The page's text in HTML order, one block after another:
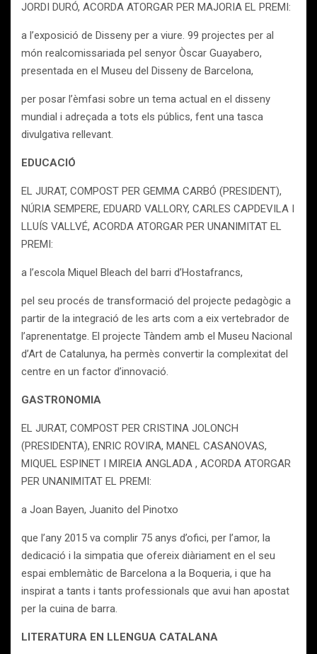
JORDI DURÓ, ACORDA ATORGAR PER MAJORIA EL PREMI:
a l’exposició de Disseny per a viure. 99 projectes per al
món realcomissariada pel senyor Òscar Guayabero,
presentada en el Museu del Disseny de Barcelona,
per posar l’èmfasi sobre un tema actual en el disseny
mundial i adreçada a tots els públics, fent una tasca
divulgativa rellevant.
EDUCACIÓ
EL JURAT, COMPOST PER GEMMA CARBÓ (PRESIDENT),
NÚRIA SEMPERE, EDUARD VALLORY, CARLES CAPDEVILA I
LLUÍS VALLVÉ, ACORDA ATORGAR PER UNANIMITAT EL
PREMI:
a l’escola Miquel Bleach del barri d’Hostafrancs,
pel seu procés de transformació del projecte pedagògic a
partir de la integració de les arts com a eix vertebrador de
l’aprenentatge. El projecte Tàndem amb el Museu Nacional
d’Art de Catalunya, ha permès convertir la complexitat del
centre en un factor d’innovació.
GASTRONOMIA
EL JURAT, COMPOST PER CRISTINA JOLONCH
(PRESIDENTA), ENRIC ROVIRA, MANEL CASANOVAS,
MIQUEL ESPINET I MIREIA ANGLADA , ACORDA ATORGAR
PER UNANIMITAT EL PREMI:
a Joan Bayen, Juanito del Pinotxo
que l’any 2015 va complir 75 anys d’ofici, per l’amor, la
dedicació i la simpatia que ofereix diàriament en el seu
espai emblemàtic de Barcelona a la Boqueria, i que ha
inspirat a tants i tants professionals que avui han apostat
per la cuina de barra.
LITERATURA EN LLENGUA CATALANA